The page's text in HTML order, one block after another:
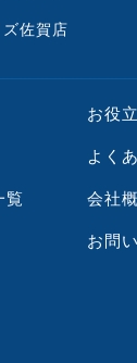
佐賀店
覧
お役
よく
会社
お問